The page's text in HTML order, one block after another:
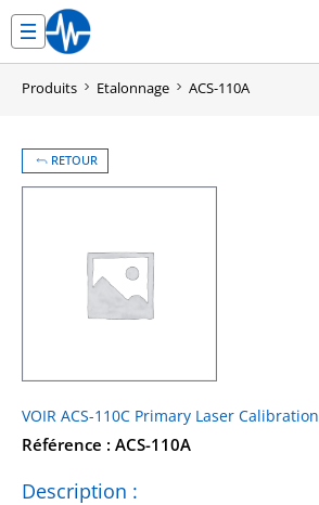
contenu
Produits Etalonnage ACS-110A
RETOUR
VOIR ACS-110C Primary Laser Calibration
Référence : ACS-110A
Description :